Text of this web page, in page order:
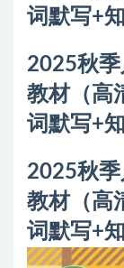
词默写+
2025秋
教材（高
词默写+
2025秋
教材（高
词默写+